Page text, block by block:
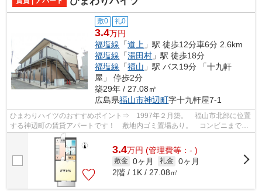
敷0 礼0
3.4万円
福塩線 「道上 」駅 徒歩12分車6分 2.6km
福塩線 「湯田村 」駅 徒歩18分
福塩線 「福山 」駅 バス19分 「十九軒
屋」 停歩2分
築29年 / 27.08㎡
広島県福山市神辺町字十九軒屋7-1
ひまわりハイツのおすすめポイント⇒ 1997年２月築。 福山市北部に位置
する神辺町の賃貸アパートです！ 敷地内ゴミ置場あり。 コンビニまで徒
歩約２分☆ 24時間スーパーやドラッグ...
3.4万円 (管理費等：- )
敷金 0ヶ月 礼金 0ヶ月
2階 / 1K / 27.08㎡